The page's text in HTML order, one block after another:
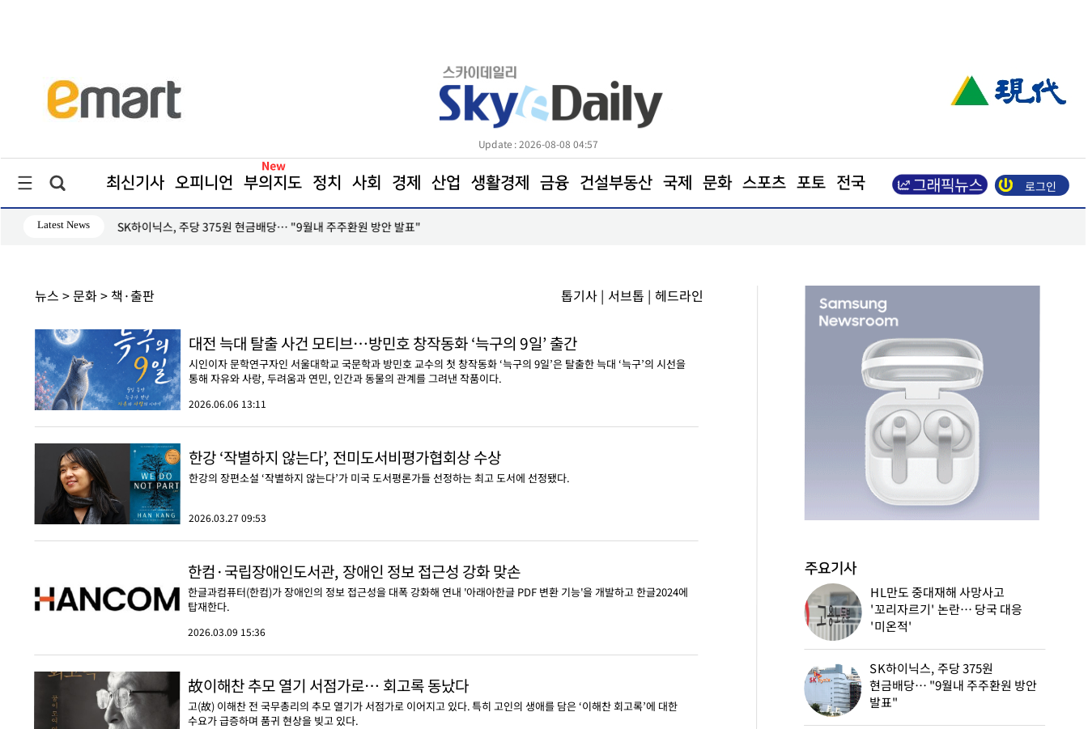
Update : 2026-08-08 04:57
최신기사 오피니언 부의지도 정치 사회 경제 산업 생활경제 금융 건설부동산 국제 문화 스포츠 포토 전국 로그인
Latest News
방안 발표" 코레일, 하반기 신입사원 600명 모집… 21일까지 접수
뉴스 > 문화 > 책·출판 톱기사 | 서브톱 |헤드라인
대전 늑대 탈출 사건 모티브…방민호 창작동화 ‘늑구의 9일’ 출간
시인이자 문학연구자인 서울대학교 국문학과 방민호 교수의 첫 창작동화 ‘늑구의 9일’은 탈출한 늑대 ‘늑구’의 시선을
통해 자유와 사랑, 두려움과 연민, 인간과 동물의 관계를 그려낸 작품이다.
2026.06.06 13:11
한강 ‘작별하지 않는다’, 전미도서비평가협회상 수상
한강의 장편소설 ‘작별하지 않는다’가 미국 도서평론가들 선정하는 최고 도서에 선정됐다.
2026.03.27 09:53
한컴·국립장애인도서관, 장애인 정보 접근성 강화 맞손
한글과컴퓨터(한컴)가 장애인의 정보 접근성을 대폭 강화해 연내 '아래아한글 PDF 변환 기능'을 개발하고 한글2024에
탑재한다.
2026.03.09 15:36
故이해찬 추모 열기 서점가로… 회고록 동났다
고(故) 이해찬 전 국무총리의 추모 열기가 서점가로 이어지고 있다. 특히 고인의 생애를 담은 ‘이해찬 회고록’에 대한
수요가 급증하며 품귀 현상을 빚고 있다.
주요기사
HL만도 중대재해 사망사고
'꼬리자르기' 논란… 당국 대응
'미온적'
SK하이닉스, 주당 375원
현금배당… "9월내 주주환원 방안
발표"